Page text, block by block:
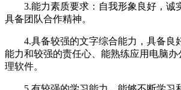
3.能力素质要求：自我形象良好，诚实
具备团队合作精神。
4.具备较强的文字综合能力，具备良
能力和较强的责任心、能熟练应用电脑
理软件。